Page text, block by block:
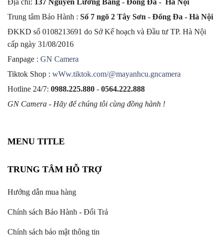
Địa chỉ: 137 Nguyễn Lương Bằng - Đống Đa - Hà Nội
Trung tâm Bảo Hành : Số 7 ngõ 2 Tây Sơn - Đống Đa - Hà Nội
ĐKKD số 0108213691 do Sở Kế hoạch và Đầu tư TP. Hà Nội
cấp ngày 31/08/2016
Fanpage : GN Camera
Tiktok Shop : wWw.tiktok.com/@mayanhcu.gncamera
Hotline 24/7: 0988.225.880 - 0564.222.888
GN Camera - Hãy để chúng tôi cùng đồng hành !
MENU TITLE
TRUNG TÂM HỖ TRỢ
Hướng dẫn mua hàng
Chính sách Bảo Hành - Đổi Trả
Chính sách bảo mật thông tin